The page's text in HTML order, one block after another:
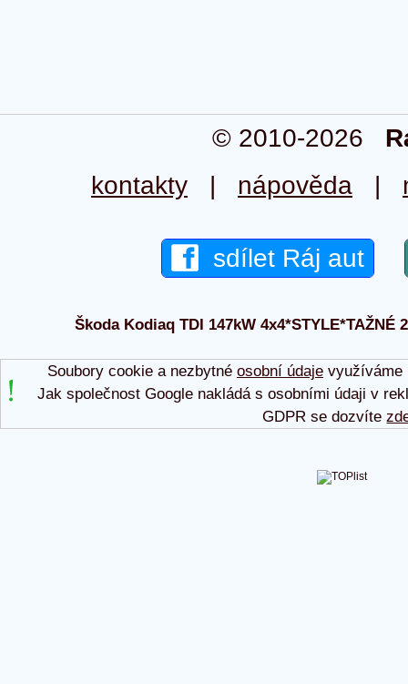
© 2010-2026
kontakty | nápověda |
sdílet Ráj aut
Škoda Kodiaq TDI 147kW 4x4*STYLE*TAŽNÉ
Soubory cookie a nezbytné osobní údajevyužíváme
Jak společnost Google nakládá s osobními údaji v
GDPR se dozvíte